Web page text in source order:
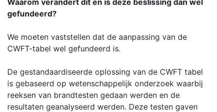
gefundeerd?
We moeten vaststellen dat de aanpassing van de
CWFT-tabel wel gefundeerd is.
De gestandaardiseerde oplossing van de CWFT tabel
is gebaseerd op wetenschappelijk onderzoek waarbij
reeksen van brandtesten gedaan werden en de
resultaten geanalyseerd werden. Deze testen gaven